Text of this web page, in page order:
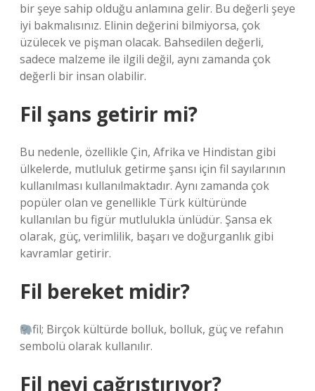
bir şeye sahip olduğu anlamına gelir. Bu değerli şeye
iyi bakmalısınız. Elinin değerini bilmiyorsa, çok
üzülecek ve pişman olacak. Bahsedilen değerli,
sadece malzeme ile ilgili değil, aynı zamanda çok
değerli bir insan olabilir.
Fil şans getirir mi?
Bu nedenle, özellikle Çin, Afrika ve Hindistan gibi
ülkelerde, mutluluk getirme şansı için fil sayılarının
kullanılması kullanılmaktadır. Aynı zamanda çok
popüler olan ve genellikle Türk kültüründe
kullanılan bu figür mutlulukla ünlüdür. Şansa ek
olarak, güç, verimlilik, başarı ve doğurganlık gibi
kavramlar getirir.
Fil bereket midir?
fil; Birçok kültürde bolluk, bolluk, güç ve refahın
sembolü olarak kullanılır.
Fil neyi çağrıştırıyor?